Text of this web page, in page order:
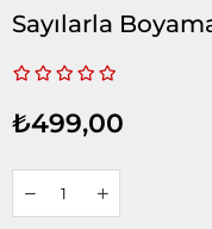
Sayılarla
₺499,00